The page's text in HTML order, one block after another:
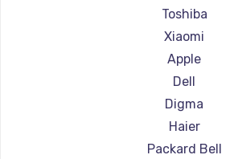
Ремонт ноутбуков
Ремонт ноутбуков
Ремонт ноутбуков
Ремонт ноутбуков
Ремонт ноутбуков
Ремонт ноутбуков
Ремонт ноутбуков
Toshiba
Xiaomi
Apple
Dell
Digma
Haier
Packard Bell